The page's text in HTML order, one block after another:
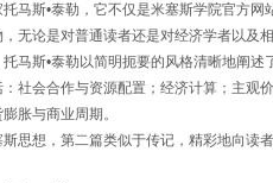
马斯•泰勒，它不仅是米塞斯学院官方网
无论是对普通读者还是对经济学者以及
马斯•泰勒以简明扼要的风格清晰地阐述
社会合作与资源配置；经济计算；主观
胀与商业周期。
思想，第二篇类似于传记，精彩地向读